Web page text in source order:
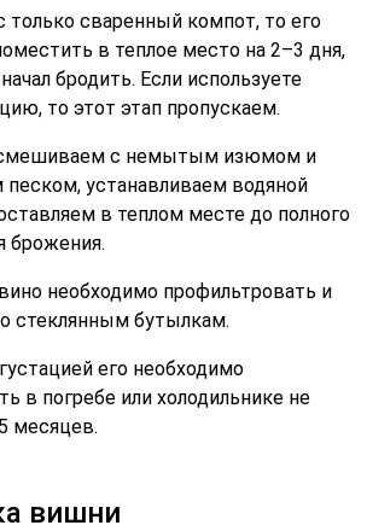
только сваренный компот, то его
в теплое место на 2–3 дня,
бродить. Если используете
то этот этап пропускаем.
с немытым изюмом и
песком, устанавливаем водяной
в теплом месте до полного
брожения.
необходимо профильтровать и
стеклянным бутылкам.
его необходимо
в погребе или холодильнике не
месяцев.
вишни